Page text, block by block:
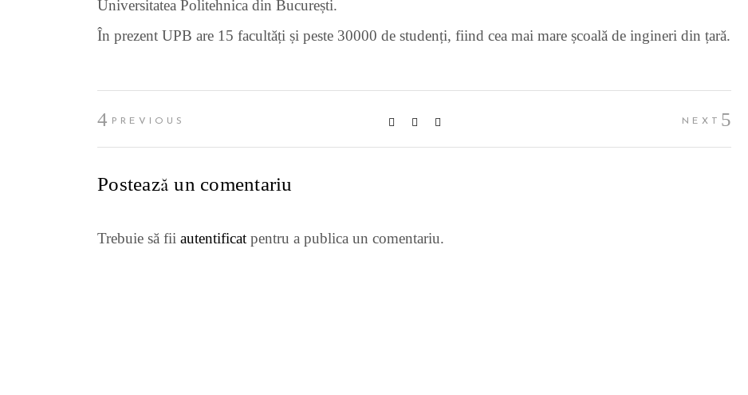
Universitatea Politehnica din București.
În prezent UPB are 15 facultăți și peste 30000 de studenți, fiind cea mai mare școală de ingineri din țară.
PREVIOUS NEXT
Postează un comentariu
Trebuie să fii autentificat pentru a publica un comentariu.